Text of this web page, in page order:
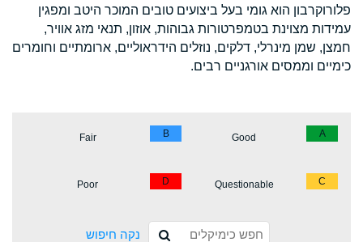
פלורוקרבון הוא גומי בעל ביצועים טובים המוכר היטב ומפגין
עמידות מצוינת בטמפרטורות גבוהות, אוזון, תנאי מזג אוויר,
חמצן, שמן מינרלי, דלקים, נוזלים הידראוליים, ארומתיים וחומרים
כימיים וממסים אורגניים רבים.
A
Good
B
Fair
C
Questionable
D
Poor
נקה חיפוש